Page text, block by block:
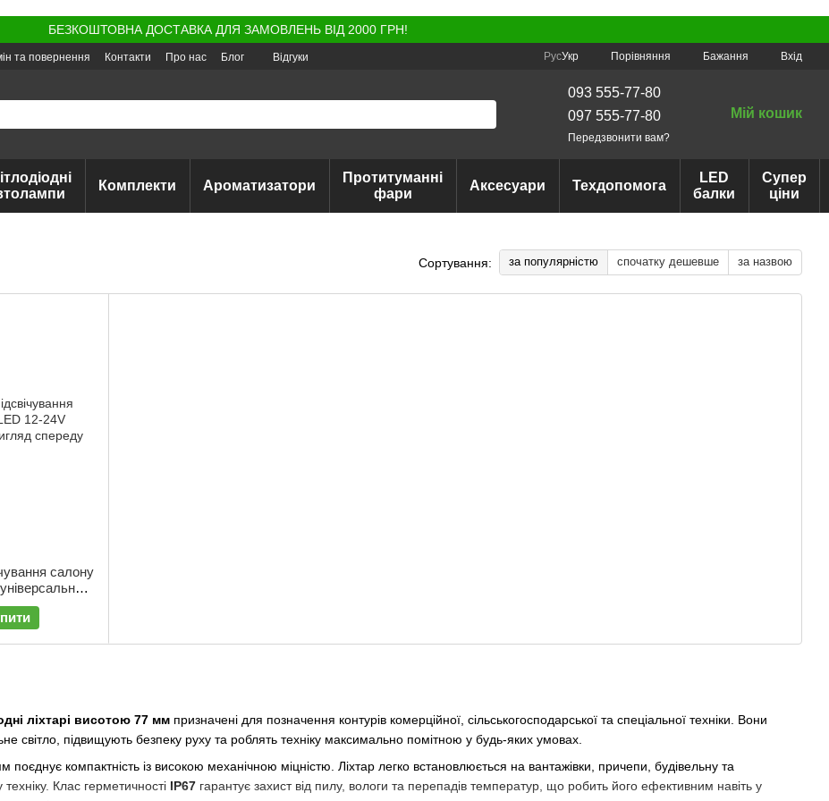
БЕЗКОШТОВНА ДОСТАВКА ДЛЯ ЗАМОВЛЕНЬ ВІД 2000 ГРН!
та повернення Контакти Про нас Блог Відгуки РусУкр Порівняння Бажання Вхід
093 555-77-80
097 555-77-80
Передзвонити вам?
Мій кошик
Комплекти Ароматизатори
Протитуманні
фари
Аксесуари Техдопомога
LED
балки
Супер
ціни
Сортування: за популярністю спочатку дешевше за назвою
ліхтарі висотою 77 мм призначені для позначення контурів комерційної, сільськогосподарської та спеціальної техніки. Вони
світло, підвищують безпеку руху та роблять техніку максимально помітною у будь-яких умовах.
компактність із високою механічною міцністю. Ліхтар легко встановлюється на вантажівки, причепи, будівельну та
техніку. Клас герметичності IP67 гарантує захист від пилу, вологи та перепадів температур, що робить його ефективним навіть у
салону